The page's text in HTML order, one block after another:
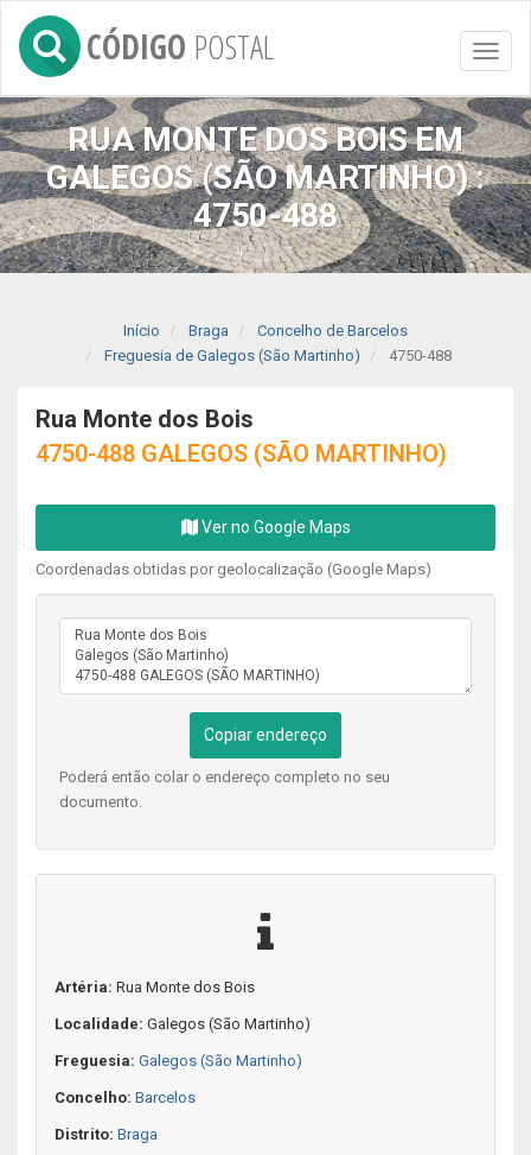
Toggle
CÓDIGO POSTAL
RUA MONTE DOS BOIS EM
GALEGOS (SÃO MARTINHO) :
4750-488
Início Braga
Concelho de Barcelos
Freguesia de Galegos (São Martinho)
4750-488
Rua Monte dos Bois
4750-488 GALEGOS (SÃO MARTINHO)
Ver no Google Maps
Coordenadas obtidas por geolocalização (Google Maps)
Copiar endereço
Poderá então colar o endereço completo no seu
documento.
Artéria: Rua Monte dos Bois
Localidade: Galegos (São Martinho)
Freguesia: Galegos (São Martinho)
Concelho: Barcelos
Distrito: Braga